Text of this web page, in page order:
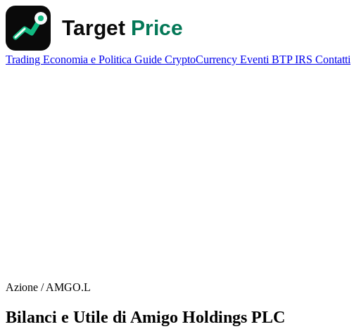
Trading Economia e Politica Guide CryptoCurrency Eventi BTPIRS Contatti
Azione / AMGO.L
Bilanci e Utile di Amigo Holdings PLC